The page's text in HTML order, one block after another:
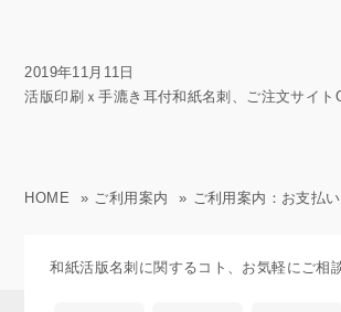
2019年11月11日
活版印刷ｘ手漉き耳付和紙名刺、ご注文サイト
HOME » ご利用案内 » ご利用案内：お支払
和紙活版名刺に関するコト、お気軽にご相